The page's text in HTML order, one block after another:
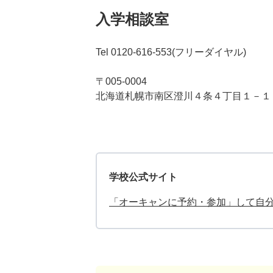
入学相談室
Tel 0120-616-553(フリーダイヤル)
〒005-0004
北海道札幌市南区澄川４条４丁目１－１
学校公式サイト
「オーキャンに予約・参加」して自